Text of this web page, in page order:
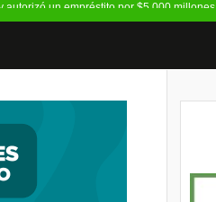
autorizó un empréstito por $5.000 millones